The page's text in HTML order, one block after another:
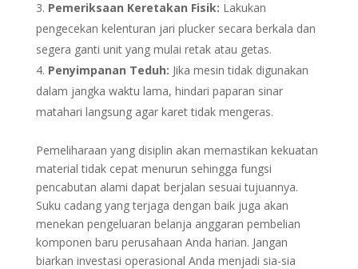
Pemeriksaan Keretakan Fisik: Lakukan
pengecekan kelenturan jari plucker secara berkala dan
segera ganti unit yang mulai retak atau getas.
Penyimpanan Teduh: Jika mesin tidak digunakan
dalam jangka waktu lama, hindari paparan sinar
matahari langsung agar karet tidak mengeras.
Pemeliharaan yang disiplin akan memastikan kekuatan
material tidak cepat menurun sehingga fungsi
pencabutan alami dapat berjalan sesuai tujuannya.
Suku cadang yang terjaga dengan baik juga akan
menekan pengeluaran belanja anggaran pembelian
komponen baru perusahaan Anda harian. Jangan
biarkan investasi operasional Anda menjadi sia-sia